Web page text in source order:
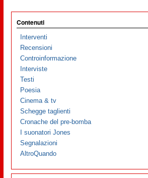
Contenuti
Interventi
Recensioni
Controinformazione
Interviste
Testi
Poesia
Cinema & tv
Schegge taglienti
Cronache del pre-bomba
I suonatori Jones
Segnalazioni
AltroQuando